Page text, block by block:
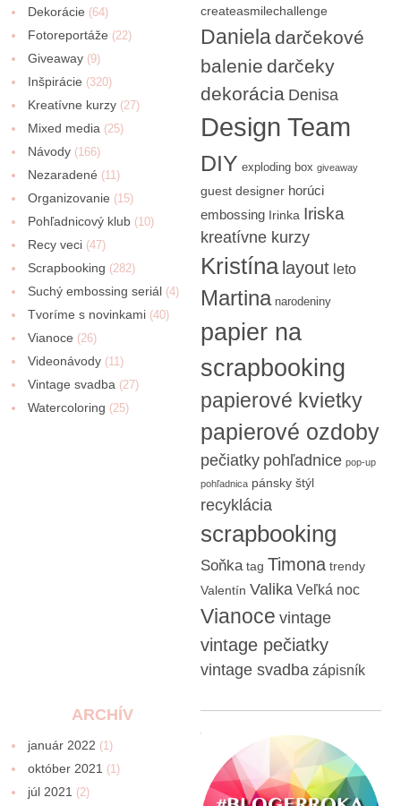
Dekorácie (64)
Fotoreportáže (22)
Giveaway (9)
Inšpirácie (320)
Kreatívne kurzy (27)
Mixed media (25)
Návody (166)
Nezaradené (11)
Organizovanie (15)
Pohľadnicový klub (10)
Recy veci (47)
Scrapbooking (282)
Suchý embossing seriál (4)
Tvoríme s novinkami (40)
Vianoce (26)
Videonávody (11)
Vintage svadba (27)
Watercoloring (25)
createasmilechallenge
Daniela darčekové
balenie darčeky
dekorácia Denisa
Design Team
DIY exploding box giveaway
guest designer horúci
embossing Irinka Iriska
kreatívne kurzy
Kristína layout leto
Martina narodeniny
papier na
scrapbooking
papierové kvietky
papierové ozdoby
pečiatky pohľadnice pop-up
pohľadnica pánsky štýl
recyklácia
scrapbooking
Soňka tag Timona trendy
Valentín Valika Veľká noc
Vianoce vintage
vintage pečiatky
vintage svadba zápisník
ARCHÍV
január 2022 (1)
október 2021 (1)
júl 2021 (2)